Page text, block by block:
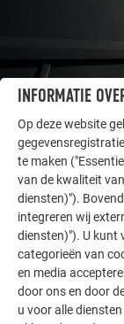
LAAT U
ANDERE
De PREFA
aluminium
gevel.
INFORMATIE
Op deze website
te maken
van de kwaliteit
diensten)").
integreren wij
diensten)"). U kunt
categorieën van
en media
door ons en door
u voor alle